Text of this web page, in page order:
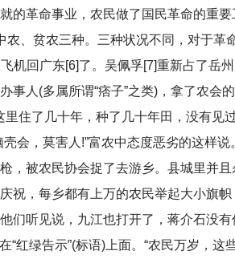
的革命事业，农民做了国民革命的重
农、贫农三种。三种状况不同，对于
机回广东[6]了。吴佩孚[7]重新占了岳
事人(多属所谓“痞子”之类)，拿了农会
里住了几十年，种了几十年田，没有见
会，莫害人!”富农中态度恶劣的这样
，被农民协会捉了去游乡。县城里并
祝，每乡都有上万的农民举起大小旗
们听见说，九江也打开了，蒋介石没
“红绿告示”(标语)上面。“农民万岁，